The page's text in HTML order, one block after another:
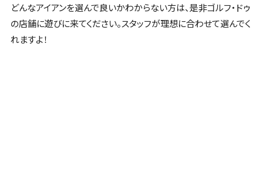
どんなアイアンを選んで良いかわからない方は、是非ゴルフ・ドゥ
の店舗に遊びに来てください。スタッフが理想に合わせて選んでく
れますよ！